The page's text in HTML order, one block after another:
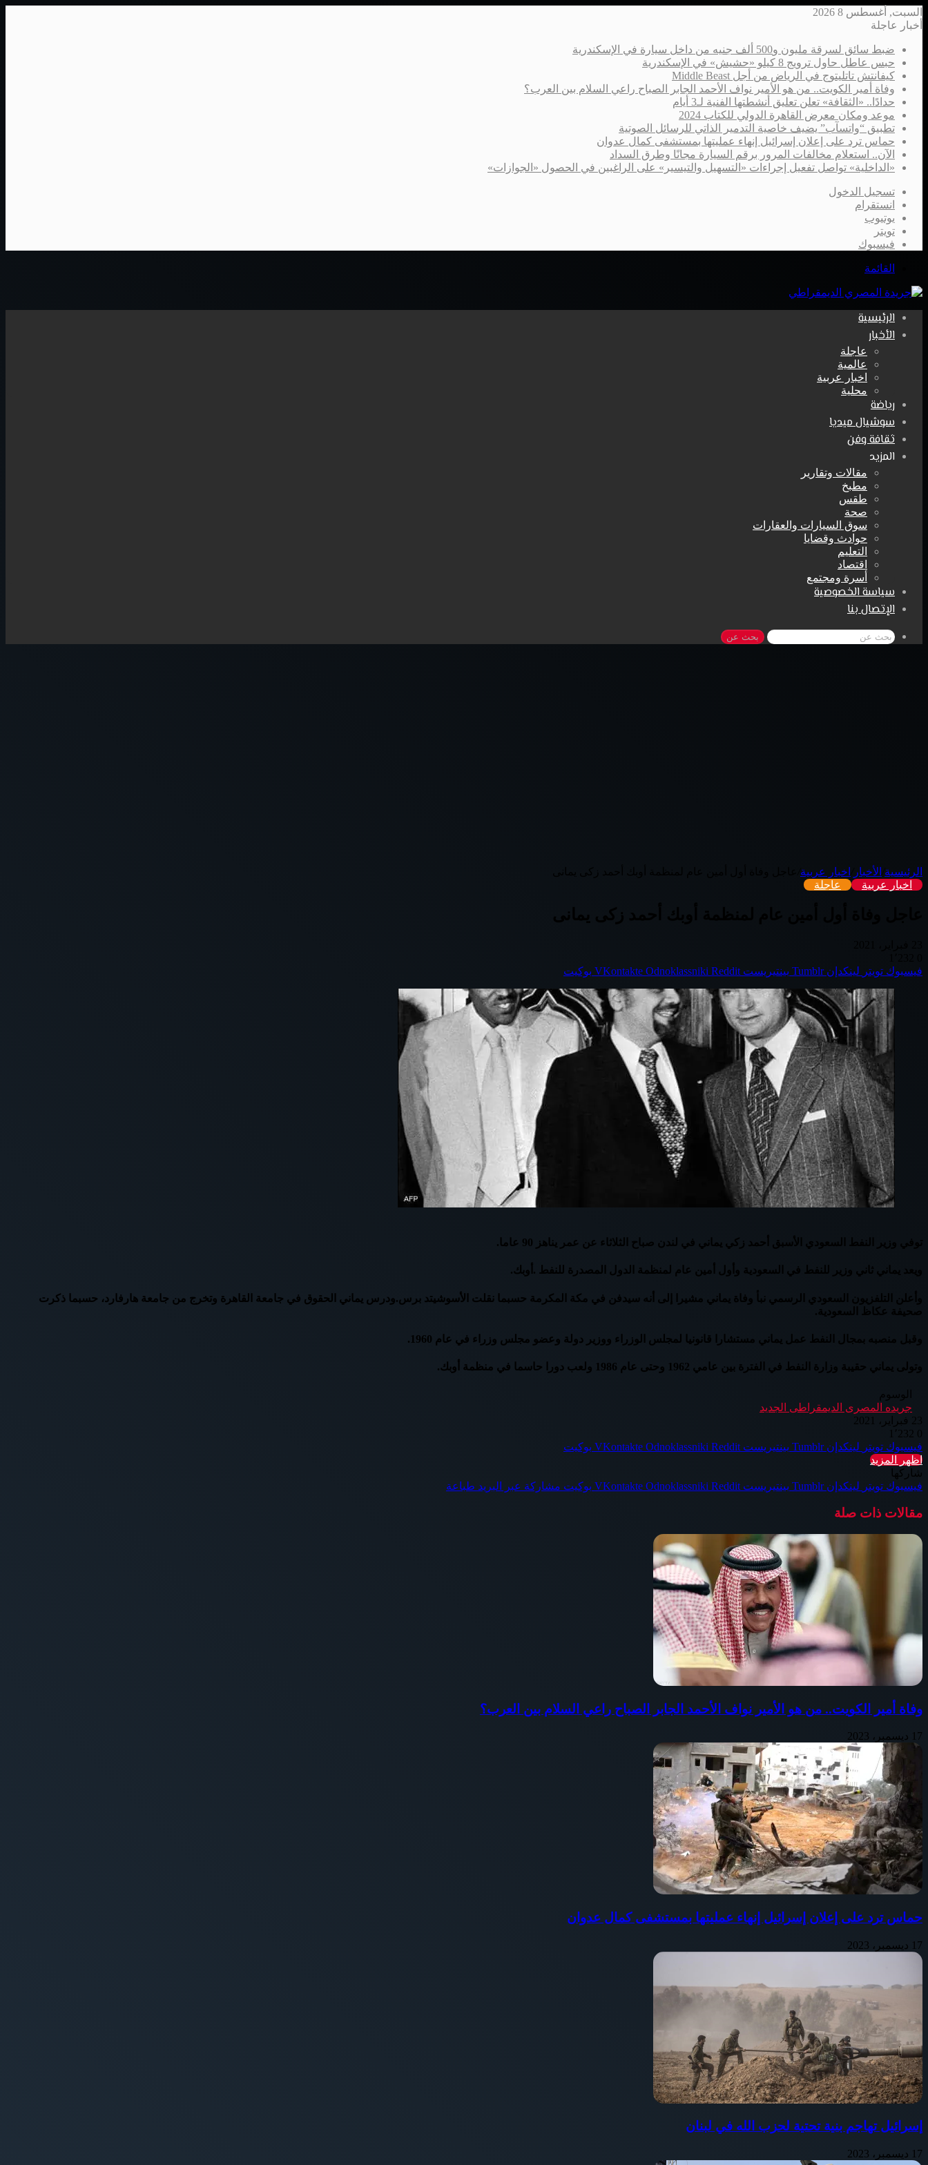
السبت, أغسطس 8 2026
أخبار عاجلة
ضبط سائق لسرقة مليون و500 ألف جنيه من داخل سيارة في الإسكندرية
حبس عاطل حاول ترويج 8 كيلو «حشيش» في الإسكندرية
كيفانتش تاتليتوج في الرياض من أجل Middle Beast
وفاة أمير الكويت.. من هو الأمير نواف الأحمد الجابر الصباح راعي السلام بين العرب؟
حدادًا.. «الثقافة» تعلن تعليق أنشطتها الفنية لـ3 أيام
موعد ومكان معرض القاهرة الدولي للكتاب 2024
تطبيق “واتسآب” يضيف خاصية التدمير الذاتي للرسائل الصوتية
حماس ترد على إعلان إسرائيل إنهاء عمليتها بمستشفى كمال عدوان
الآن.. استعلام مخالفات المرور برقم السيارة مجانًا وطرق السداد
«الداخلية» تواصل تفعيل إجراءات «التسهيل والتيسير» على الراغبين في الحصول «الجوازات»
تسجيل الدخول
انستقرام
يوتيوب
تويتر
فيسبوك
القائمة
الرئيسية
الأخبار
عاجلة
عالمية
اخبار عربية
محلية
رياضة
سوشيال ميديا
ثقافة وفن
المزيد
مقالات وتقارير
مطبخ
طقس
صحة
سوق السيارات والعقارات
حوادث وقضايا
التعليم
اقتصاد
أسرة ومجتمع
سياسة الخصوصية
الإتصال بنا
بحث عن
الرئيسية الأخبار اخبار عربية
اخبار عربية
عاجلة
فيسبوك تويتر لينكدإن بينتيريست Odnoklassniki بوكيت
توفي وزير النفط السعودي الأسبق أحمد زكي يماني في لندن صباح الثلاثاء عن عمر يناهز 90 عاما.
ويعد يماني ثاني وزير للنفط في السعودية وأول أمين عام لمنظمة الدول المصدرة للنفط .أوبك.
وأعلن التلفزيون السعودي الرسمي نبأ وفاة يماني مشيرا إلى أنه سيدفن في مكة المكرمة حسبما نقلت الأسوشيتد برس.ودرس يماني الحقوق في جامعة القاهرة وتخرج من جامعة هارفارد، حسبما ذكرت
صحيفة عكاظ السعودية.
وقبل منصبه بمجال النفط عمل يماني مستشارا قانونيا لمجلس الوزراء ووزير دولة وعضو مجلس وزراء في عام 1960.
وتولى يماني حقيبة وزارة النفط في الفترة بين عامي 1962 وحتى عام 1986 ولعب دورا حاسما في منظمة أوبك.
الوسوم
جريده المصرى الديمقراطى الجديد
23 فبراير، 2021
0
فيسبوك تويتر لينكدإن بينتيريست Odnoklassniki
بوكيت
اظهر المزيد
شاركها
فيسبوك تويتر لينكدإن بينتيريست Odnoklassniki بوكيت مشاركة عبر البريد طباعة
مقالات ذات صلة
وفاة أمير الكويت.. من هو الأمير نواف الأحمد الجابر الصباح راعي السلام بين العرب؟
17 ديسمبر، 2023
حماس ترد على إعلان إسرائيل إنهاء عمليتها بمستشفى كمال عدوان
17 ديسمبر، 2023
إسرائيل تهاجم بنية تحتية لحزب الله في لبنان
17 ديسمبر، 2023